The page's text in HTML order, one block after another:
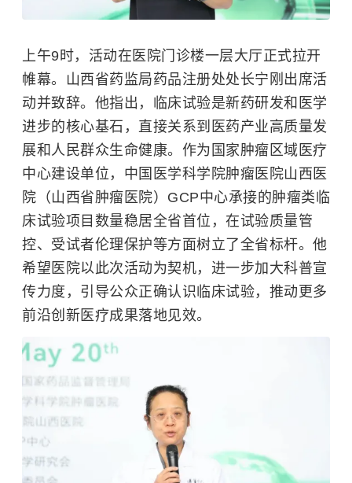
上午9时，活动在医院门诊楼一层大厅正式拉开
帷幕。山西省药监局药品注册处处长宁刚出席活
动并致辞。 他指出，临床试验是新药研发和医学
进步的核心基石，直接关系到医药产业高质量发
展和人民群众生命健康。作为国家肿瘤区域医疗
中心建设单位，中国医学科学院肿瘤医院山西医
院（ 山西省肿瘤医院）GCP中心承接的肿瘤类临
床试验项目数量稳居全省首位，在试验质量管
控、受试者伦理保护等方面树立了全省标杆。他
希望医院以此次活动为契机，进一步加大科普宣
传力度，引导公众正确认识临床试验，推动更多
前沿创新医疗成果落地见效。